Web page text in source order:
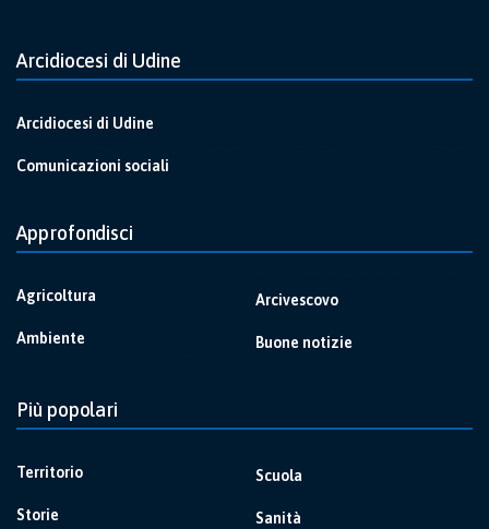
Arcidiocesi di Udine
Arcidiocesi di Udine
Comunicazioni sociali
Approfondisci
Agricoltura
Ambiente
Arcivescovo
Buone notizie
Più popolari
Territorio
Storie
Scuola
Sanità